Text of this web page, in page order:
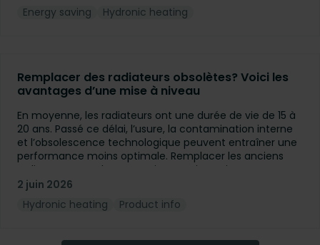
Energy saving
Hydronic heating
Remplacer des radiateurs obsolètes? Voici les
avantages d’une mise à niveau
En moyenne, les radiateurs ont une durée de vie de 15 à
20 ans. Passé ce délai, l’usure, la contamination interne
et l’obsolescence technologique peuvent entraîner une
performance moins optimale. Remplacer les anciens
radiateurs peut donc constituer un investissement
intéressant, même si vous ne passez pas à une pompe à
2 juin 2026
Hydronic heating
Product info